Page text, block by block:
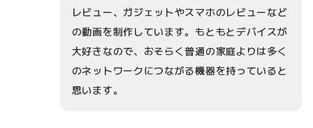
レビュー、ガジェットやスマホのレビューなど
の動画を制作しています。もともとデバイスが
大好きなので、おそらく普通の家庭よりは多く
のネットワークにつながる機器を持っていると
思います。